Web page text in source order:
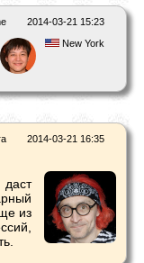
2014-03-21 15:23
New York
2014-03-21 16:35
из